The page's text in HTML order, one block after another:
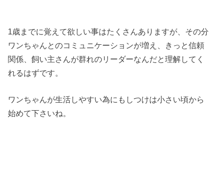
1歳までに覚えて欲しい事はたくさんありますが、その分
ワンちゃんとのコミュニケーションが増え、きっと信頼
関係、飼い主さんが群れのリーダーなんだと理解してく
れるはずです。
ワンちゃんが生活しやすい為にもしつけは小さい頃から
始めて下さいね。